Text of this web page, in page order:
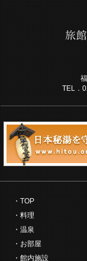
TEL．
TOP
料理
温泉
お部屋
館内施設